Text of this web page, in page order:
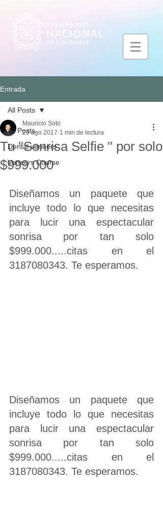
Entrada
All Posts
Dental veneers
Veneers Course
All Posts
Tu ''Sonrisa Selfie '' por solo
$999.000
Mauricio Soto
29 ago 2017 1 min de lectura
Diseñamos un paquete que
incluye todo lo que necesitas
para lucir una espectacular
sonrisa por tan solo
$999.000.....citas en el
3187080343. Te esperamos.
Diseñamos un paquete que
incluye todo lo que necesitas
para lucir una espectacular
sonrisa por tan solo
$999.000.....citas en el
3187080343. Te esperamos.